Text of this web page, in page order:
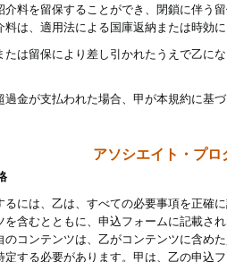
料を留保することができ、閉鎖に伴う
料は、適用法による国庫返納または時効
は留保により差し引かれたうえで乙に
金が支払われた場合、甲が本規約に基
アソシエイト・プ
には、乙は、すべての必要事項を正確
含むとともに、申込フォームに記載さ
コンテンツは、乙がコンテンツに含め
定する必要があります。甲は、乙の申込